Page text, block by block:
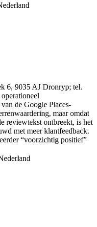
6, 9035 AJ Dronryp; tel.
de Google Places-
maar omdat
reviewtekst ontbreekt, is het
met meer klantfeedback.
“voorzichtig positief”